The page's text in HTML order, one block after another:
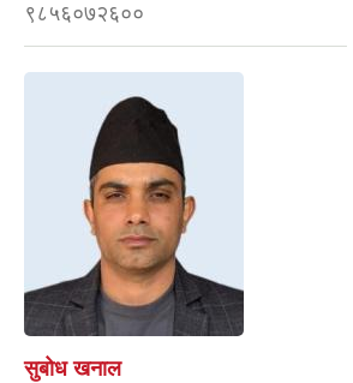
९८५६०७२६००
सुबोध खनाल